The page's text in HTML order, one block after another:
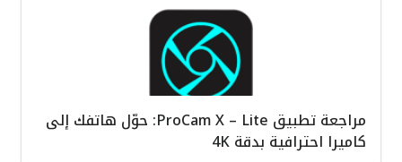
مراجعة تطبيق ProCam X – Lite: حوّل هاتفك إلى
كاميرا احترافية بدقة 4K